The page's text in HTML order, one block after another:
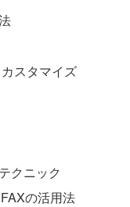
スタマイズ
クニック
の活用法